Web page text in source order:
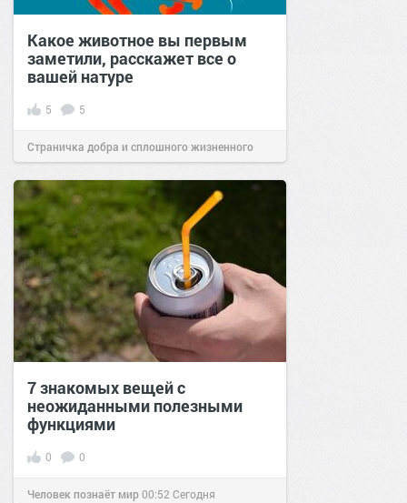
Какое животное вы первым
заметили, расскажет все о
вашей натуре
5 5
Страничка добра и сплошного жизненного
позитива!14:3325 авг 2023
7 знакомых вещей с
неожиданными полезными
функциями
0 0
Человек познаёт мир00:52 Сегодня